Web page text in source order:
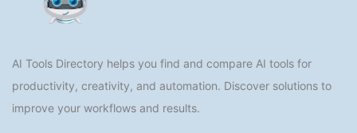
AI Tools Directory helps you find and compare AI tools for
productivity, creativity, and automation. Discover solutions to
improve your workflows and results.